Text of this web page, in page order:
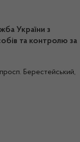
України з
та контролю за
просп. Берестейський,